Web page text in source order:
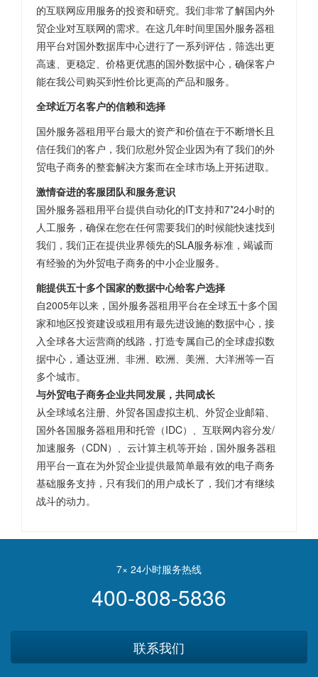
的互联网应用服务的投资和研究。我们非常了解国内外
贸企业对互联网的需求。在这几年时间里国外服务器租
用平台对国外数据库中心进行了一系列评估，筛选出更
高速、更稳定、价格更优惠的国外数据中心，确保客户
能在我公司购买到性价比更高的产品和服务。
全球近万名客户的信赖和选择
国外服务器租用平台最大的资产和价值在于不断增长且
信任我们的客户，我们欣慰外贸企业因为有了我们的外
贸电子商务的整套解决方案而在全球市场上开拓进取。
激情奋进的客服团队和服务意识
国外服务器租用平台提供自动化的IT支持和7*24小时的
人工服务，确保在您在任何需要我们的时候能快速找到
我们，我们正在提供业界领先的SLA服务标准，竭诚而
有经验的为外贸电子商务的中小企业服务。
能提供五十多个国家的数据中心给客户选择
自2005年以来，国外服务器租用平台在全球五十多个国
家和地区投资建设或租用有最先进设施的数据中心，接
入全球各大运营商的线路，打造专属自己的全球虚拟数
据中心，通达亚洲、非洲、欧洲、美洲、大洋洲等一百
多个城市。
与外贸电子商务企业共同发展，共同成长
从全球域名注册、外贸各国虚拟主机、外贸企业邮箱、
国外各国服务器租用和托管（IDC）、互联网内容分发/
加速服务（CDN）、云计算主机等开始，国外服务器租
用平台一直在为外贸企业提供最简单最有效的电子商务
基础服务支持，只有我们的用户成长了，我们才有继续
战斗的动力。
7× 24小时服务热线
400-808-5836
联系我们